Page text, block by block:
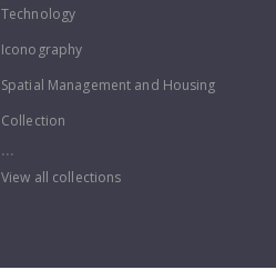
Technology
Iconography
Spatial Management and Housing
Collection
...
View all collections